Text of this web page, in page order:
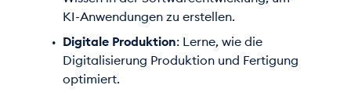
KI-Anwendungen zu erstellen.
Digitale Produktion: Lerne, wie die
Digitalisierung Produktion und Fertigung
optimiert.